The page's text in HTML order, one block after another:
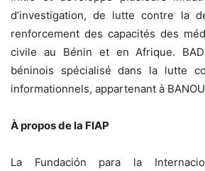
d’investigation, de lutte contre la
renforcement des capacités des
civile au Bénin et en Afrique.
béninois spécialisé dans la lutte
informationnels, appartenant à
À propos de la FIAP
La Fundación para la